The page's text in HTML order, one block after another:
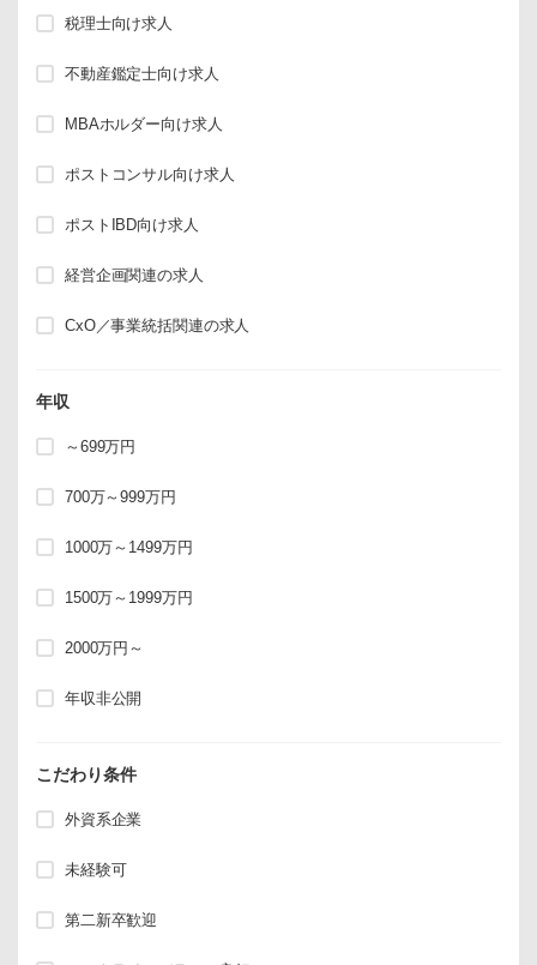
税理士向け求人
不動産鑑定士向け求人
MBAホルダー向け求人
ポストコンサル向け求人
ポストIBD向け求人
経営企画関連の求人
CxO／事業統括関連の求人
年収
～699万円
700万～999万円
1000万～1499万円
1500万～1999万円
2000万円～
年収非公開
こだわり条件
外資系企業
未経験可
第二新卒歓迎